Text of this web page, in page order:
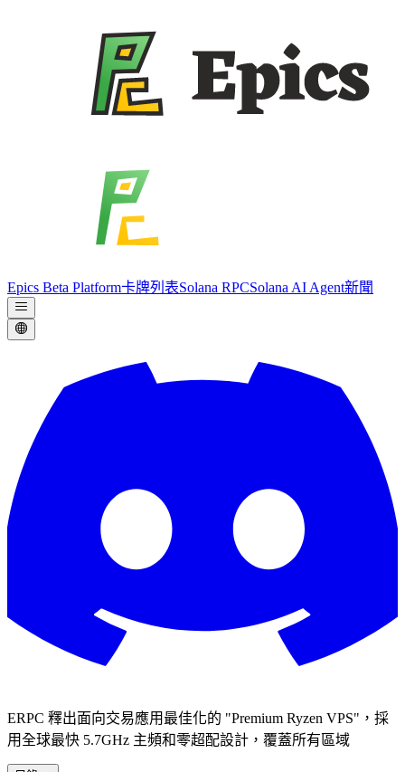
Epics Beta Platform卡牌列表Solana RPCSolana AI Agent新聞
ERPC 釋出面向交易應用最佳化的 "Premium Ryzen VPS"，採
用全球最快 5.7GHz 主頻和零超配設計，覆蓋所有區域